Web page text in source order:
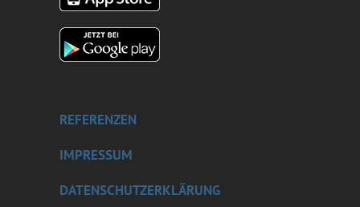
REFERENZEN
IMPRESSUM
DATENSCHUTZERKLÄRUNG